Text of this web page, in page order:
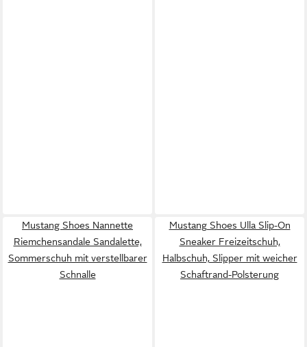
Mustang Shoes Nannette
Riemchensandale Sandalette,
Sommerschuh mit verstellbarer
Schnalle
Mustang Shoes Ulla Slip-On
Sneaker Freizeitschuh,
Halbschuh, Slipper mit weicher
Schaftrand-Polsterung